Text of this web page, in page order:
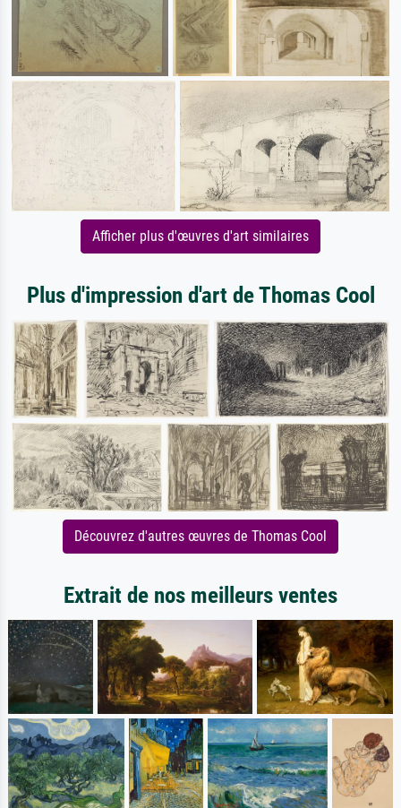
Afficher plus d'œuvres d'art similaires
Plus d'impression d'art de Thomas Cool
Découvrez d'autres œuvres de Thomas Cool
Extrait de nos meilleurs ventes